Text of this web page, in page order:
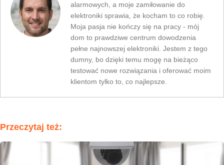
alarmowych, a moje zamiłowanie do
elektroniki sprawia, że kocham to co robię.
Moja pasja nie kończy się na pracy - mój
dom to prawdziwe centrum dowodzenia
pełne najnowszej elektroniki. Jestem z tego
dumny, bo dzięki temu mogę na bieżąco
testować nowe rozwiązania i oferować moim
klientom tylko to, co najlepsze.
Przeczytaj też: